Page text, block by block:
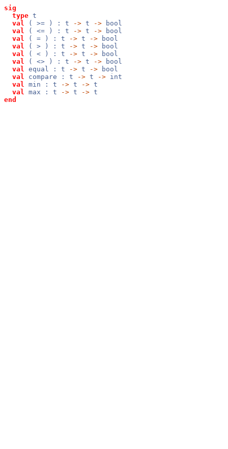
sig
type t
val ( >= ) : t -> t -> bool
val ( <= ) : t -> t -> bool
val ( = ) : t -> t -> bool
val ( > ) : t -> t -> bool
val ( < ) : t -> t -> bool
val ( <> ) : t -> t -> bool
val equal : t -> t -> bool
val compare : t -> t -> int
val min : t -> t -> t
val max : t -> t -> t
end